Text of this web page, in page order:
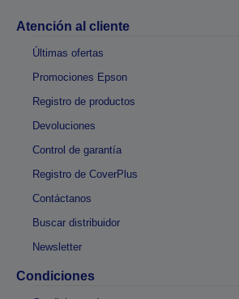
Atención al cliente
Últimas ofertas
Promociones Epson
Registro de productos
Devoluciones
Control de garantía
Registro de CoverPlus
Contáctanos
Buscar distribuidor
Newsletter
Condiciones